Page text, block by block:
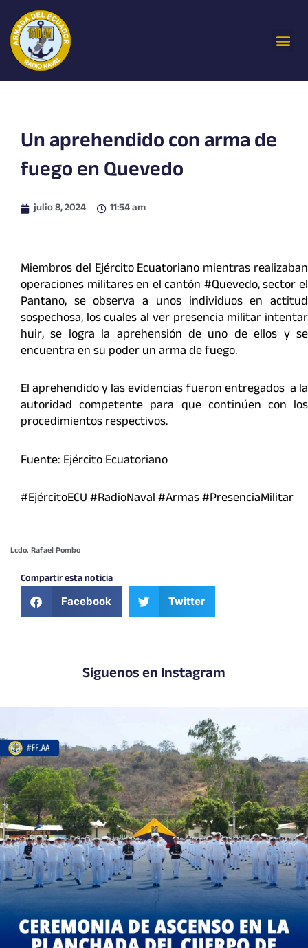
contenido
Un aprehendido con arma de
fuego en Quevedo
julio 8, 2024 11:54 am
Miembros del Ejército Ecuatoriano mientras realizaban
operaciones militares en el cantón #Quevedo, sector el
Pantano, se observa a unos individuos en actitud
sospechosa, los cuales al ver presencia militar intentar
huir, se logra la aprehensión de uno de ellos y se
encuentra en su poder un arma de fuego.
El aprehendido y las evidencias fueron entregados a la
autoridad competente para que continúen con los
procedimientos respectivos.
Fuente: Ejército Ecuatoriano
#EjércitoECU #RadioNaval #Armas #PresenciaMilitar
Lcdo. Rafael Pombo
Compartir esta noticia
Facebook Twitter
Síguenos en Instagram